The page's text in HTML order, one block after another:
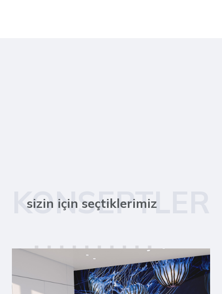
KONSEPTLER
sizin için seçtiklerimiz